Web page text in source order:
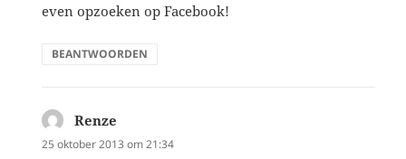
even opzoeken op Facebook!
BEANTWOORDEN
Renze
25 oktober 2013 om 21:34